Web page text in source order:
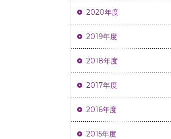
2020年度
2019年度
2018年度
2017年度
2016年度
2015年度